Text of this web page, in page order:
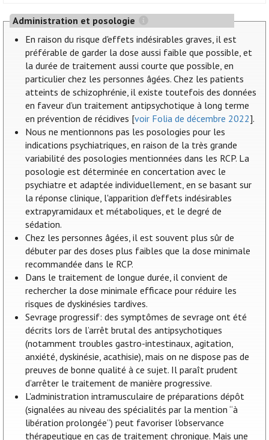
Administration et posologie
En raison du risque d'effets indésirables graves, il est
préférable de garder la dose aussi faible que possible, et
la durée de traitement aussi courte que possible, en
particulier chez les personnes âgées. Chez les patients
atteints de schizophrénie, il existe toutefois des données
en faveur d’un traitement antipsychotique à long terme
en prévention de récidives [voir Folia de décembre 2022].
Nous ne mentionnons pas les posologies pour les
indications psychiatriques, en raison de la très grande
variabilité des posologies mentionnées dans les RCP. La
posologie est déterminée en concertation avec le
psychiatre et adaptée individuellement, en se basant sur
la réponse clinique, l'apparition d'effets indésirables
extrapyramidaux et métaboliques, et le degré de
sédation.
Chez les personnes âgées, il est souvent plus sûr de
débuter par des doses plus faibles que la dose minimale
recommandée dans le RCP.
Dans le traitement de longue durée, il convient de
rechercher la dose minimale efficace pour réduire les
risques de dyskinésies tardives.
Sevrage progressif: des symptômes de sevrage ont été
décrits lors de l’arrêt brutal des antipsychotiques
(notamment troubles gastro-intestinaux, agitation,
anxiété, dyskinésie, acathisie), mais on ne dispose pas de
preuves de bonne qualité à ce sujet. Il paraît prudent
d’arrêter le traitement de manière progressive.
L'administration intramusculaire de préparations dépôt
(signalées au niveau des spécialités par la mention “à
libération prolongée”) peut favoriser l'observance
thérapeutique en cas de traitement chronique. Mais une